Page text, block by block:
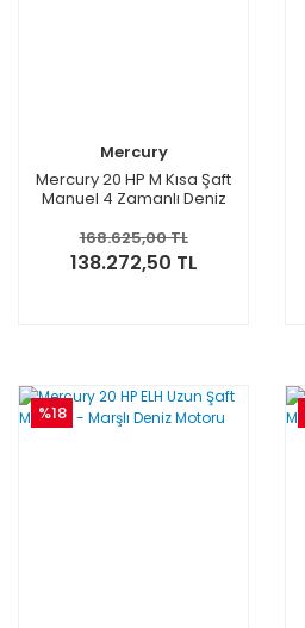
Mercury
Mercury 20 HP M Kısa Şaft
Manuel 4 Zamanlı Deniz
168.625,00 TL
138.272,50 TL
%18